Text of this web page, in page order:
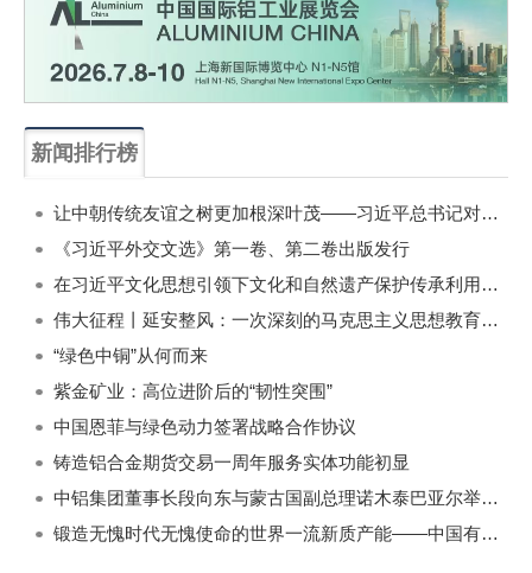
新闻排行榜
让中朝传统友谊之树更加根深叶茂——习近平总书记对朝鲜进行国事访问纪实
《习近平外交文选》第一卷、第二卷出版发行
在习近平文化思想引领下文化和自然遗产保护传承利用工作开创新局面
伟大征程丨延安整风：一次深刻的马克思主义思想教育运动
“绿色中铜”从何而来
紫金矿业：高位进阶后的“韧性突围”
中国恩菲与绿色动力签署战略合作协议
铸造铝合金期货交易一周年服务实体功能初显
中铝集团董事长段向东与蒙古国副总理诺木泰巴亚尔举行会谈
锻造无愧时代无愧使命的世界一流新质产能——中国有色金属工业的战略应对与破局之道（二）